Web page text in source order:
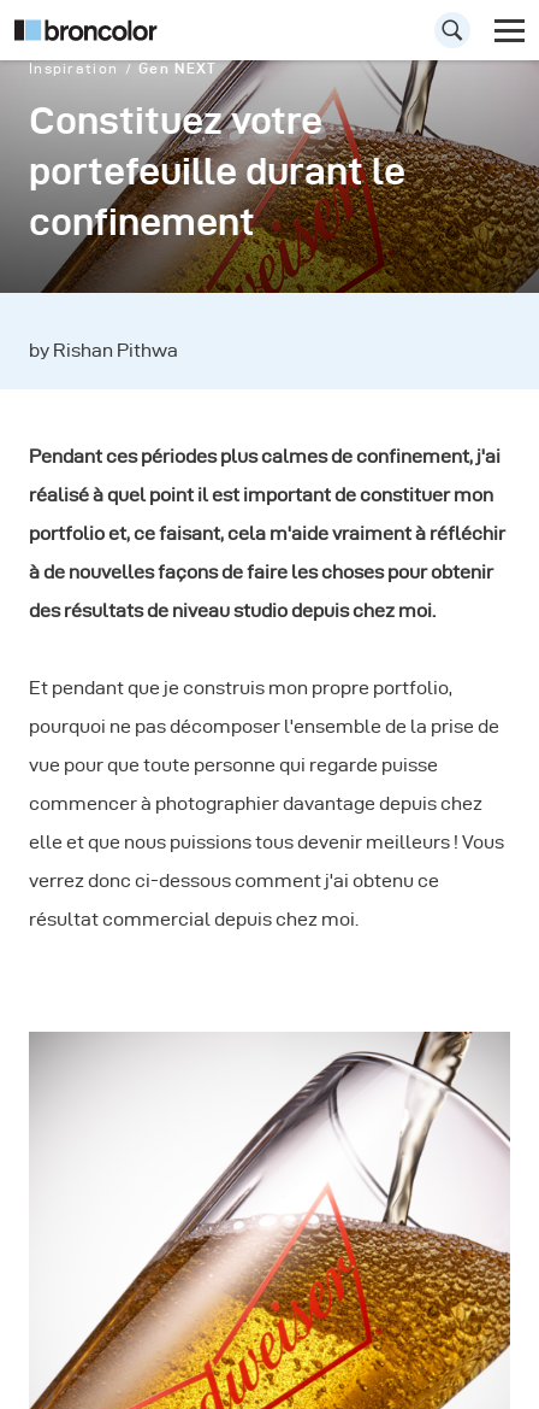
Inspiration Gen NEXT
Constituez votre
portefeuille durant le
confinement
by Rishan Pithwa
Pendant ces périodes plus calmes de confinement, j'ai
réalisé à quel point il est important de constituer mon
portfolio et, ce faisant, cela m'aide vraiment à réfléchir
à de nouvelles façons de faire les choses pour obtenir
des résultats de niveau studio depuis chez moi.
Et pendant que je construis mon propre portfolio,
pourquoi ne pas décomposer l'ensemble de la prise de
vue pour que toute personne qui regarde puisse
commencer à photographier davantage depuis chez
elle et que nous puissions tous devenir meilleurs ! Vous
verrez donc ci-dessous comment j'ai obtenu ce
résultat commercial depuis chez moi.